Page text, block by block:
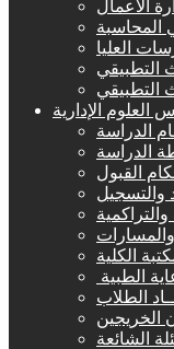
العليا
التطبيقي
التطبيقي
العلوم الإدارية
الدراسة
الدراسة
القبول
والتسجيل
الكلية
الطبية
الطلاب
الخريجين
الشائعة